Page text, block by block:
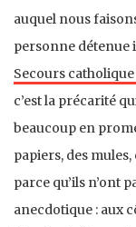
auquel nous
personne
Secours
c’est la précarité
beaucoup en
papiers, des
parce qu’ils n’ont
anecdotique : aux